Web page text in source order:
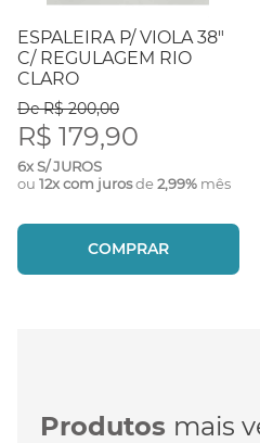
ESPALEIRA P/ VIOLA 38"
C/ REGULAGEM RIO
CLARO
De R$ 200,00
R$ 179,90
6x S/ JUROS
ou 12x com jurosde2,99% mês
COMPRAR
Produtos mais